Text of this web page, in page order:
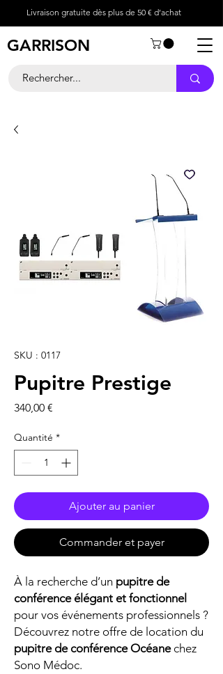
Livraison gratuite dès plus de 50 € d’achat
GARRISON
SKU : 0117
Pupitre Prestige
340,00 €
Quantité *
Ajouter au panier
Commander et payer
À la recherche d’un pupitre de
conférence élégant et fonctionnel
pour vos événements professionnels ?
Découvrez notre offre de location du
pupitre de conférence Océanechez
Sono Médoc.